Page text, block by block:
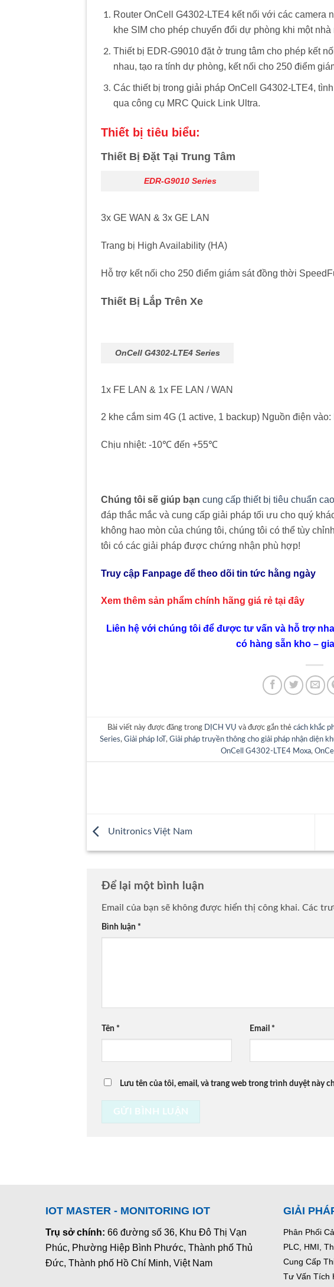
Router OnCell G4302-LTE4 kết nối với các camera
khe SIM cho phép chuyển đổi dự phòng khi một
Thiết bị EDR-G9010 đặt ở trung tâm cho phép kết
nhau, tạo ra tính dự phòng, kết nối cho 250 điểm
Các thiết bị trong giải pháp OnCell G4302-LTE4,
qua công cụ MRC Quick Link Ultra.
Thiết bị tiêu biểu:
Thiết Bị Đặt Tại Trung Tâm
EDR-G9010 Series
3x GE WAN & 3x GE LAN
Trang bị High Availability (HA)
Hỗ trợ kết nối cho 250 điểm giám sát đồng thời
Thiết Bị Lắp Trên Xe
OnCell G4302-LTE4 Series
1x FE LAN & 1x FE LAN / WAN
2 khe cắm sim 4G (1 active, 1 backup) Nguồn điện
Chịu nhiệt: -10℃ đến +55℃
Chúng tôi sẽ giúp bạn cung cấp thiết bị tiêu chuẩn
đáp thắc mắc và cung cấp giải pháp tối ưu cho quý
không hao mòn của chúng tôi, chúng tôi có thể tùy
tôi có các giải pháp được chứng nhận phù hợp!
Truy cập Fanpage để theo dõi tin tức hằng ngày
Xem thêm sản phẩm chính hãng giá rẻ tại đây
Liên hệ với chúng tôi để được tư vấn và hỗ trợ
có hàng sẵn kho –
Bài viết này được đăng trong DỊCH VỤ và được gắn thẻ cách khắc
Series,Giải pháp IoT ,Giải pháp truyền thông cho giải pháp nhận diện
OnCell G4302-LTE4 Moxa,
Unitronics Việt Nam
Để lại một bình luận
Email của bạn sẽ không được hiển thị công khai. Các
Bình luận *
Tên * Email *
Lưu tên của tôi, email, và trang web trong trình duyệt này
IOT MASTER - MONITORING IOT
Trụ sở chính: 66 đường số 36, Khu Đô Thị Vạn
Phúc, Phường Hiệp Bình Phước, Thành phố Thủ
Đức, Thành phố Hồ Chí Minh, Việt Nam
GIẢI
Phân Phối
PLC, HMI,
Cung Cấp
Tư Vấn Tích